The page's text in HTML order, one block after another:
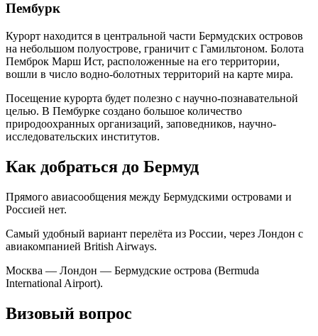
Пембурк
Курорт находится в центральной части Бермудских островов
на небольшом полуострове, граничит с Гамильтоном. Болота
Пемброк Марш Ист, расположенные на его территории,
вошли в число водно-болотных территорий на карте мира.
Посещение курорта будет полезно с научно-познавательной
целью. В Пембурке создано большое количество
природоохранных организаций, заповедников, научно-
исследовательских институтов.
Как добраться до Бермуд
Прямого авиасообщения между Бермудскими островами и
Россией нет.
Самый удобный вариант перелёта из России, через Лондон с
авиакомпанией British Airways.
Москва — Лондон — Бермудские острова (Bermuda
International Airport).
Визовый вопрос